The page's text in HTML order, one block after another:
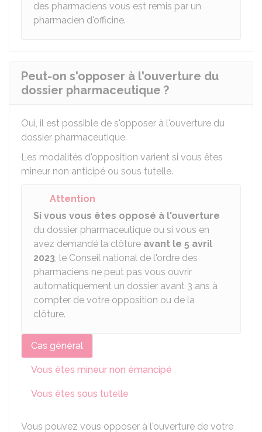
des pharmaciens vous est remis par un
pharmacien d'officine.
Peut-on s'opposer à l'ouverture du
dossier pharmaceutique ?
Oui, il est possible de s'opposer à l'ouverture du
dossier pharmaceutique.
Les modalités d'opposition varient si vous êtes
mineur non anticipé ou sous tutelle.
Attention
Si vous vous êtes opposé à l'ouverture
du dossier pharmaceutique ou si vous en
avez demandé la clôture avant le 5 avril
2023, le Conseil national de l'ordre des
pharmaciens ne peut pas vous ouvrir
automatiquement un dossier avant 3 ans à
compter de votre opposition ou de la
clôture.
Cas général
Vous êtes mineur non émancipé
Vous êtes sous tutelle
Vous pouvez vous opposer à l'ouverture de votre